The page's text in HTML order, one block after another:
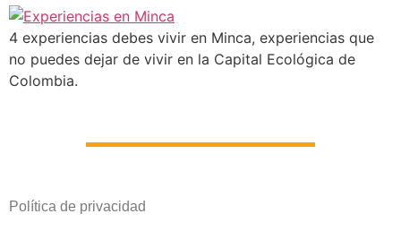
4 experiencias debes vivir en Minca, experiencias que
no puedes dejar de vivir en la Capital Ecológica de
Colombia.
Política de privacidad